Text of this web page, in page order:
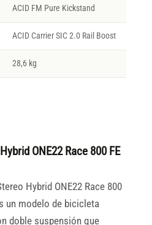
ACID FM Pure Kickstand
ACID Carrier SIC 2.0 Rail Boost
28,6 kg
ONE22 Race 800 FE
Hybrid ONE22 Race 800
un modelo de bicicleta
doble suspensión que